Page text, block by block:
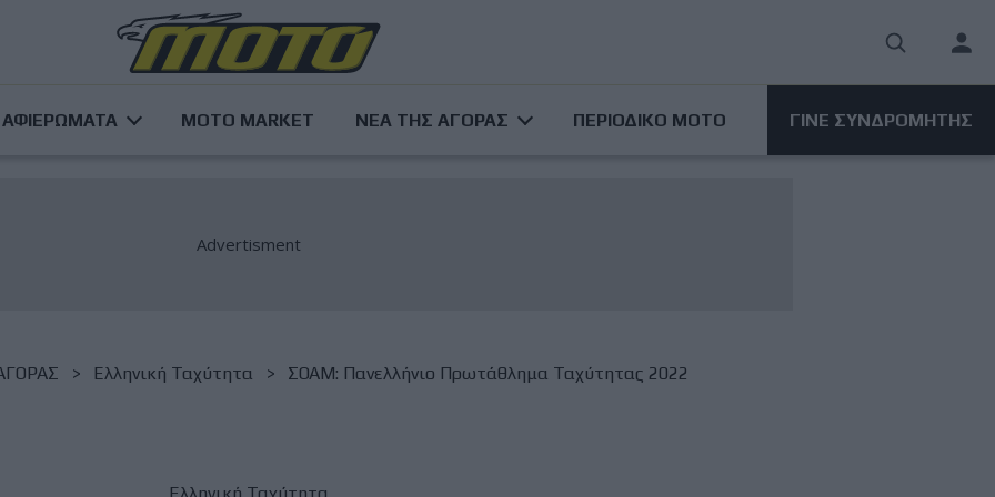
User
ΑΦΙΕΡΩΜΑΤΑ MOTO MARKET ΝΕΑ ΤΗΣ ΑΓΟΡΑΣ ΠΕΡΙΟΔΙΚΟ ΜΟΤΟ ΓΙΝΕ ΣΥΝΔΡΟΜΗΤΗΣ
Ελληνική Ταχύτητα ΣΟΑΜ: Πανελλήνιο Πρωτάθλημα Ταχύτητας 2022